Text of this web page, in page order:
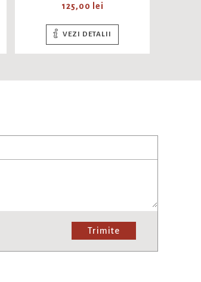
CABLU USB 2.0 DE 1.5M
Pret
125,00 lei
VEZI DETALII
Trimite